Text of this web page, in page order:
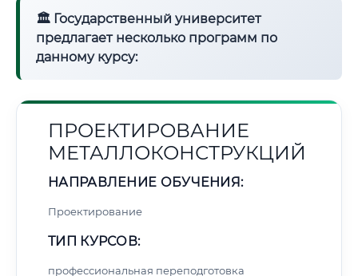
🏛 Государственный университет
предлагает несколько программ по
данному курсу:
ПРОЕКТИРОВАНИЕ
МЕТАЛЛОКОНСТРУКЦИЙ
НАПРАВЛЕНИЕ ОБУЧЕНИЯ:
Проектирование
ТИП КУРСОВ:
профессиональная переподготовка